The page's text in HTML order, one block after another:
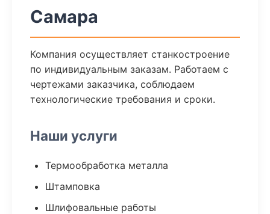
Самара
Компания осуществляет станкостроение
по индивидуальным заказам. Работаем с
чертежами заказчика, соблюдаем
технологические требования и сроки.
Наши услуги
Термообработка металла
Штамповка
Шлифовальные работы